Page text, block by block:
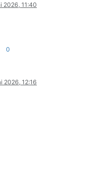
2026, 11:40
0
2026, 12:16